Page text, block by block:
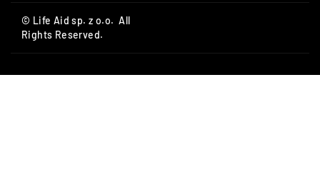
© Life Aid sp. z o.o. All
Rights Reserved.